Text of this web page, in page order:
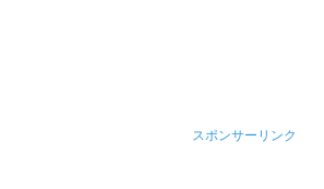
スポンサーリンク